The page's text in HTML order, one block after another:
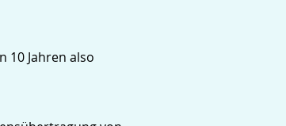
10 Jahren also